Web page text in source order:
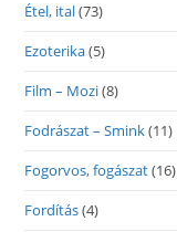
Étel, ital(73)
Ezoterika(5)
Film – Mozi(8)
Fodrászat – Smink(11)
Fogorvos, fogászat(16)
Fordítás(4)